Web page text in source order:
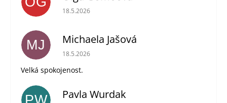
Hodnocení obchodu je 5 z 5 hvězdiček.
18.5.2026
MJ Michaela Jašová
Hodnocení obchodu je 5 z 5 hvězdiček.
18.5.2026
Velká spokojenost.
Pavla Wurdak